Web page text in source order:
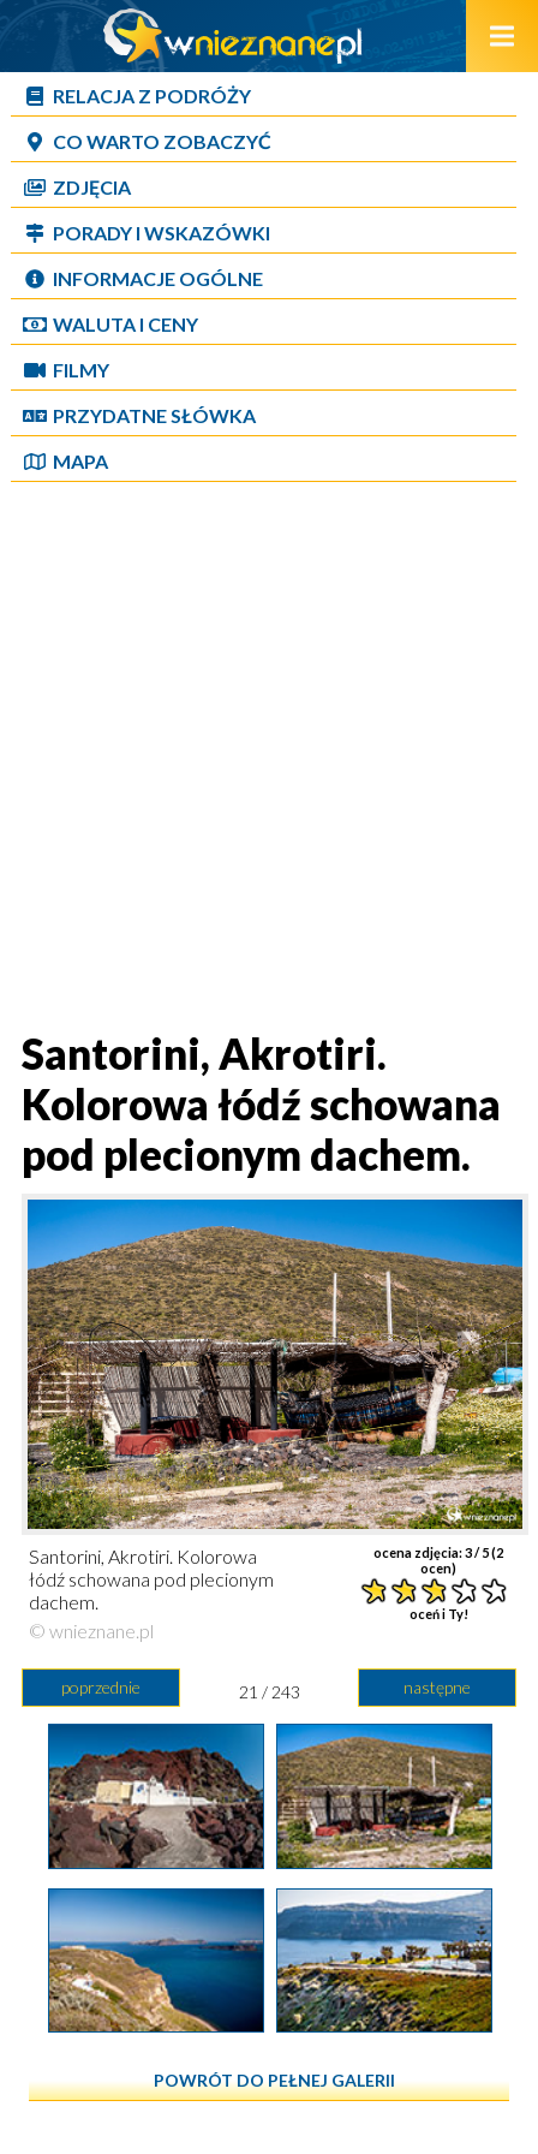
RELACJA Z PODRÓŻY
CO WARTO ZOBACZYĆ
ZDJĘCIA
PORADY I WSKAZÓWKI
INFORMACJE OGÓLNE
WALUTA I CENY
FILMY
PRZYDATNE SŁÓWKA
MAPA
Santorini, Akrotiri.
Kolorowa łódź schowana
pod plecionym dachem.
ocena zdjęcia:3/ 5 (2
ocen)
oceń i Ty!
Santorini, Akrotiri. Kolorowa
łódź schowana pod plecionym
dachem.
© wnieznane.pl
poprzednie następne
21 / 243
POWRÓT DO PEŁNEJ GALERII